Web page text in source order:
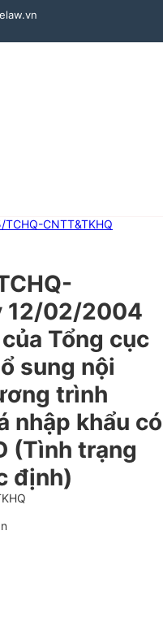
TCHQ-CNTT&TKHQ
12/02/2004
Tổng cục
sung nội
trình
nhập khẩu có
(Tình trạng
định)